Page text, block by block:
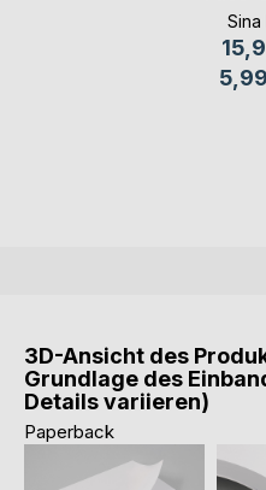
Sina
3D-Ansicht des
Grundlage des
Details variieren)
Paperback